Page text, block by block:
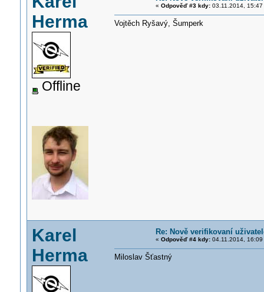
Herma
Offline
« Odpověď #3 kdy:03.11.2014, 15:47
Vojtěch Ryšavý, Šumperk
Karel
Herma
Re: Nově verifikovaní
« Odpověď #4 kdy:04.11.2014, 16:09
Miloslav Šťastný